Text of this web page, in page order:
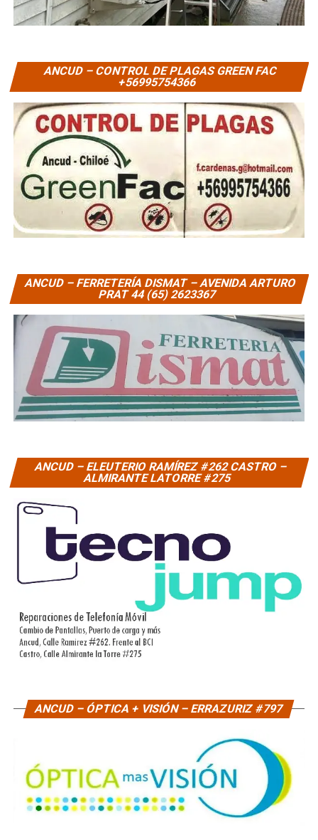
ANCUD – CONTROL DE PLAGAS GREEN FAC
+56995754366
ANCUD – FERRETERÍA DISMAT – AVENIDA ARTURO
PRAT 44 (65) 2623367
ANCUD – ELEUTERIO RAMÍREZ #262 CASTRO –
ALMIRANTE LATORRE #275
ANCUD – ÓPTICA + VISIÓN – ERRAZURIZ #797